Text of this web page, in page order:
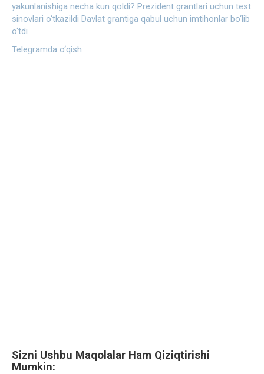
yakunlanishiga necha kun qoldi? Prezident grantlari uchun test
sinovlari o‘tkazildi Davlat grantiga qabul uchun imtihonlar bo‘lib
o‘tdi
Telegramda o‘qish
Sizni Ushbu Maqolalar Ham Qiziqtirishi
Mumkin: